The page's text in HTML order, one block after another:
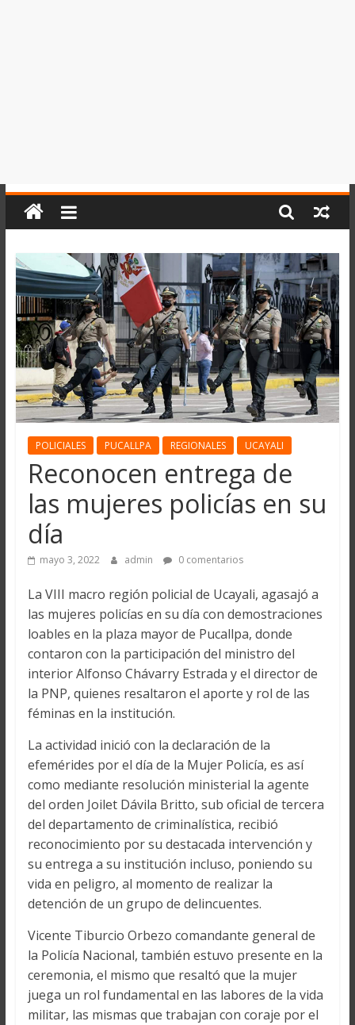
POLICIALES PUCALLPA REGIONALES UCAYALI
Reconocen entrega de
las mujeres policías en su
día
mayo 3, 2022 admin 0 comentarios
La VIII macro región policial de Ucayali, agasajó a
las mujeres policías en su día con demostraciones
loables en la plaza mayor de Pucallpa, donde
contaron con la participación del ministro del
interior Alfonso Chávarry Estrada y el director de
la PNP, quienes resaltaron el aporte y rol de las
féminas en la institución.
La actividad inició con la declaración de la
efemérides por el día de la Mujer Policía, es así
como mediante resolución ministerial la agente
del orden Joilet Dávila Britto, sub oficial de tercera
del departamento de criminalística, recibió
reconocimiento por su destacada intervención y
su entrega a su institución incluso, poniendo su
vida en peligro, al momento de realizar la
detención de un grupo de delincuentes.
Vicente Tiburcio Orbezo comandante general de
la Policía Nacional, también estuvo presente en la
ceremonia, el mismo que resaltó que la mujer
juega un rol fundamental en las labores de la vida
militar, las mismas que trabajan con coraje por el